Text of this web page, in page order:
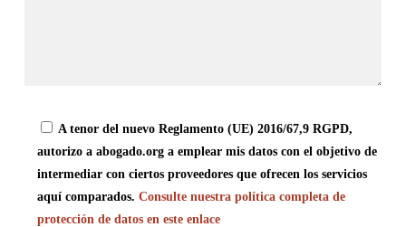
A tenor del nuevo Reglamento (UE) 2016/67,9 RGPD,
autorizo a abogado.org a emplear mis datos con el objetivo de
intermediar con ciertos proveedores que ofrecen los servicios
aquí comparados. Consulte nuestra política completa de
protección de datos en este enlace